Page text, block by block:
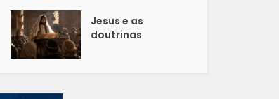
Jesus e as
doutrinas